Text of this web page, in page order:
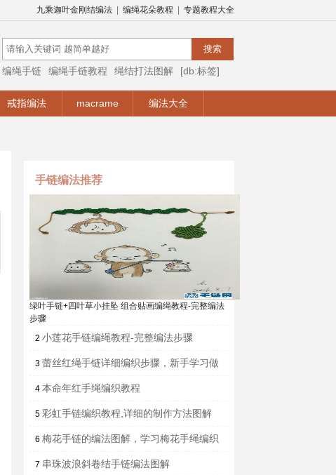
九乘迦叶金刚结编法 编绳花朵教程 专题教程大全
编绳手链 编绳手链教程 绳结打法图解
[db:标签]
戒指编法 macrame 编法大全
手链编法推荐
绿叶手链+四叶草小挂坠 组合贴画编绳教程-完整编法
步骤
2 小莲花手链编绳教程-完整编法步骤
3 蕾丝红绳手链详细编织步骤，新手学习做
手绳入门教程
4 本命年红手绳编织教程
5 彩虹手链编织教程,详细的制作方法图解
6 梅花手链的编法图解，学习梅花手绳编织
教学
7 串珠波浪斜卷结手链编法图解